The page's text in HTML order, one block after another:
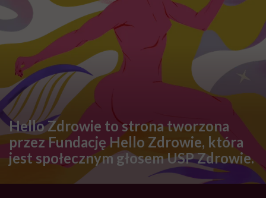
Hello Zdrowie to strona tworzona
przez Fundację Hello Zdrowie, która
jest społecznym głosem USP Zdrowie.